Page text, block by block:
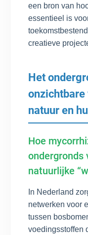
een bron van
essentieel is
creatieve
Het
onzichtbare
natuur en
Hoe
ondergronds
natuurlijke
In Nederland
netwerken voor
tussen
voedingsstoffen